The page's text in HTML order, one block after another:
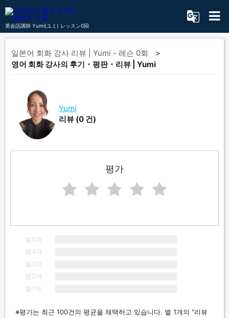
英会話講師 Yumi(ユミ) レッスン0回
일본어 회화 강사 리뷰 | Yumi - 레슨 0회
영어 회화 강사의 후기・평판・리뷰 | Yumi
Yumi
리뷰 (0 건)
평가
별5개
별4개
별3개
별2개
별1개
평가는 최근 100건의 평균을 채택하고 있습니다. 별 1개의 "리뷰